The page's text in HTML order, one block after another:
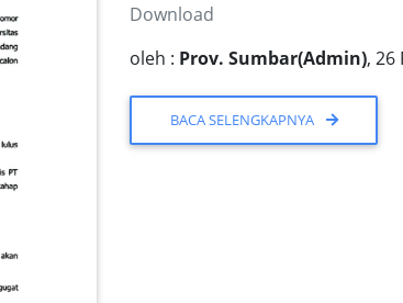
Download
oleh : Prov. Sumbar(Admin), 26
BACA SELENGKAPNYA